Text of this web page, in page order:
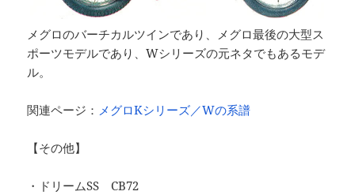
メグロのバーチカルツインであり、メグロ最後の大型ス
ポーツモデルであり、Wシリーズの元ネタでもあるモデ
ル。
関連ページ： メグロKシリーズ／Wの系譜
【その他】
・ドリームSS CB72